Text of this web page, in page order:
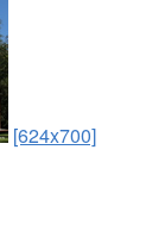
[624x700]